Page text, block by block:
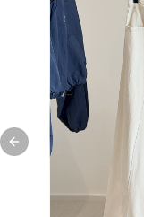
Previous slide